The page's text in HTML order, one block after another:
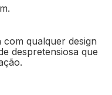
qualquer design
despretensiosa que